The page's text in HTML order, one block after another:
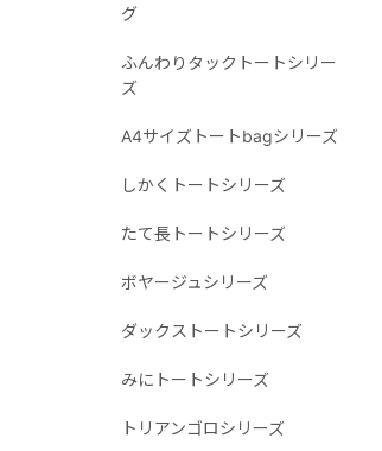
グ
ふんわりタックトートシリー
ズ
A4サイズトートbagシリーズ
しかくトートシリーズ
たて長トートシリーズ
ボヤージュシリーズ
ダックストートシリーズ
みにトートシリーズ
トリアンゴロシリーズ